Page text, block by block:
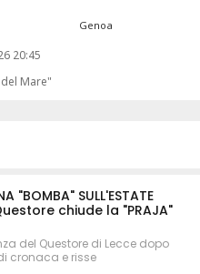
Genoa
20:45
Mare"
"BOMBA" SULL'ESTATE
chiude la "PRAJA"
del Questore di Lecce dopo
cronaca e risse